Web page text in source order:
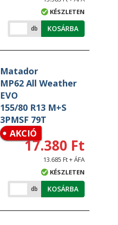
KÉSZLETEN
db KOSÁRBA
Matador
MP62 All Weather
EVO
155/80 R13 M+S
3PMSF 79T
AKCIÓ
17.380 Ft
13.685 Ft + ÁFA
KÉSZLETEN
db KOSÁRBA